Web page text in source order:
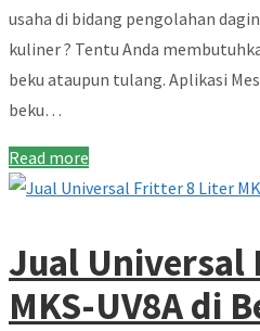
usaha di bidang pengolahan
kuliner ? Tentu Anda
beku ataupun tulang. Aplikasi
beku…
Read more
Jual Universal
MKS-UV8A di